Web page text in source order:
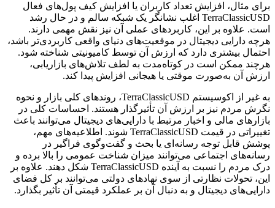
برای مثال، افزایش تعداد کاربران یا افزایش کیف پول‌های فعال
TerraClassicUSD اغلب نشانگر یک شبکه سالم و در حال رشد
است. علاوه بر این، کاربردهای عملی آن نیز نقش مهمی دارند.
هرچه دارایی دیجیتال در موقعیت‌های دنیای واقعی کاربردی‌تر باشد،
احتمال بیشتری دارد که ارزش آن توسط کامیونیتی شناخته شود.
هرچند ممکن است در کوتاه‌مدت به لطف تلاش‌های بازاریابی،
ارزش آن به‌صورت موقتی یا هیجانی افزایش پیدا کند.
به غیر از اکوسیستم TerraClassicUSD، روندهای کلی بازار و نحوه
نگرش مردم نیز بر ارزش آن تأثیرگذار هستند. احساسات کلی در
بازارهای مالی و اخبار مرتبط با دارایی‌های دیجیتال می‌توانند باعث
تغییراتی در قیمت TerraClassicUSD شوند. اطلاعیه‌های مهم،
پوشش قابل توجه رسانه‌ای یا بحث و گفت‌وگوی فراگیر در
رسانه‌های اجتماعی می‌توانند میزان شناخت عمومی را بالا برده و
درک مردم را نسبت به آینده TerraClassicUSD شکل دهند. علاوه بر
این، تحولات نظارتی از سوی نهادهای دولتی می‌توانند بر کل فضای
دارایی‌های دیجیتال و به‌ دنبال آن بر عملکرد قیمتی آن تأثیر بگذارد.